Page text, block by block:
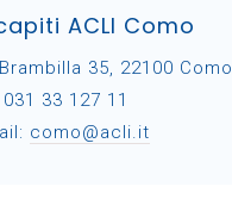
ACLI Como
35, 22100 Como
33 127 11
como@acli.it